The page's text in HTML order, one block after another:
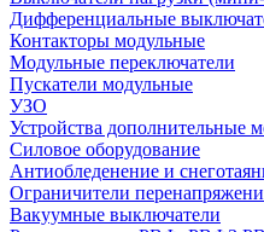
Дифференциальные
Контакторы модульные
Модульные переключатели
Пускатели модульные
УЗО
Устройства дополнительные
Силовое оборудование
Антиобледенение и
Ограничители
Вакуумные выключатели